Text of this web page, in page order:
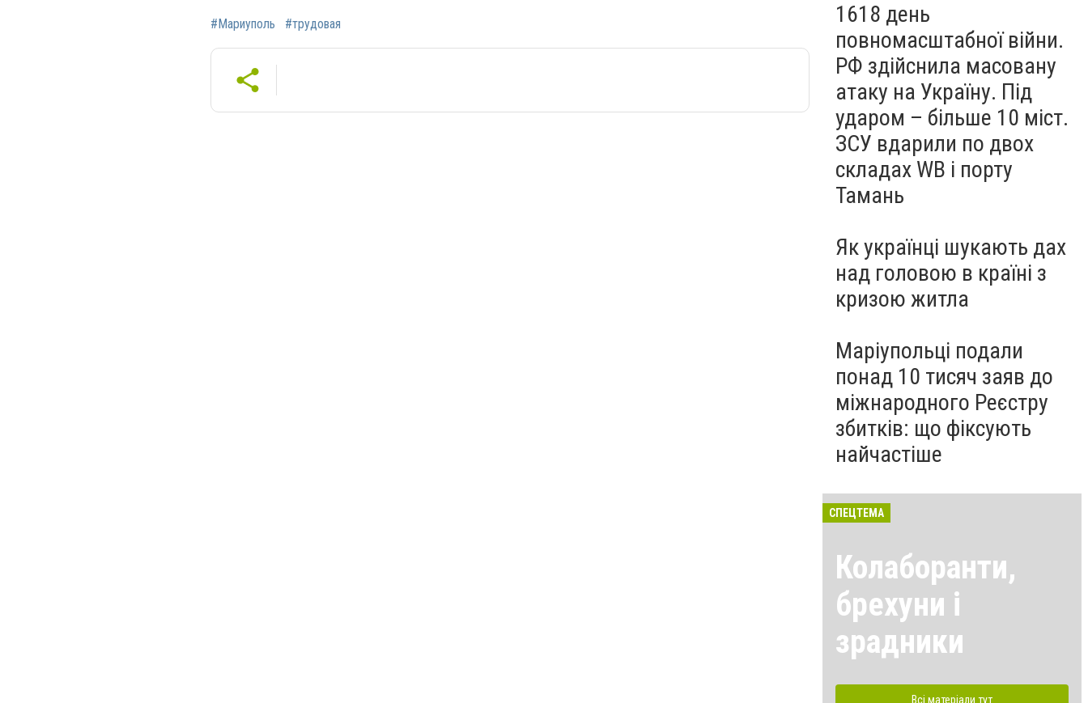
#Мариуполь #трудовая
1618 день
повномасштабної війни.
РФ здійснила масовану
атаку на Україну. Під
ударом – більше 10 міст.
ЗСУ вдарили по двох
складах WB і порту
Тамань
Як українці шукають дах
над головою в країні з
кризою житла
Маріупольці подали
понад 10 тисяч заяв до
міжнародного Реєстру
збитків: що фіксують
найчастіше
СПЕЦТЕМА
Колаборанти,
брехуни і
зрадники
Всі матеріали тут